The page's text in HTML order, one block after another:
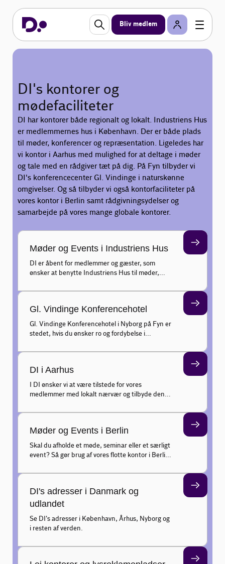
Bliv medlem
DI's kontorer og
mødefaciliteter
DI har kontorer både regionalt og lokalt. Industriens Hus
er medlemmernes hus i København. Der er både plads
til møder, konferencer og repræsentation. Ligeledes har
vi kontor i Aarhus med mulighed for at deltage i møder
og tale med en rådgiver tæt på dig. På Fyn tilbyder vi
DI's konferencecenter Gl. Vindinge i naturskønne
omgivelser. Og så tilbyder vi også kontorfaciliteter på
vores kontor i Berlin samt rådgivningsydelser og
samarbejde på vores mange globale kontorer.
Møder og Events i Industriens Hus
DI er åbent for medlemmer og gæster, som
ønsker at benytte Industriens Hus til møder,
Gl. Vindinge Konferencehotel
Gl. Vindinge Konferencehotel i Nyborg på Fyn er
stedet, hvis du ønsker ro og fordybelse i
strategiseminaret, kurset eller teamdagen.
DI i Aarhus
I DI ønsker vi at være tilstede for vores
medlemmer med lokalt nærvær og tilbyde den
ansatte, der sidder klar til at hjælpe DI´s
Møder og Events i Berlin
Skal du afholde et møde, seminar eller et særligt
event? Så gør brug af vores flotte kontor i Berlin
bredt udvalg af faciliteter velegnet til møder,
DI's adresser i Danmark og
udlandet
Se DI's adresser i København, Århus, Nyborg og
i resten af verden.